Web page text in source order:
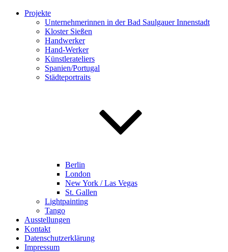
Projekte
Unternehmerinnen in der Bad Saulgauer Innenstadt
Kloster Sießen
Handwerker
Hand-Werker
Künstlerateliers
Spanien/Portugal
Städteportraits
Berlin
London
New York / Las Vegas
St. Gallen
Lightpainting
Tango
Ausstellungen
Kontakt
Datenschutzerklärung
Impressum